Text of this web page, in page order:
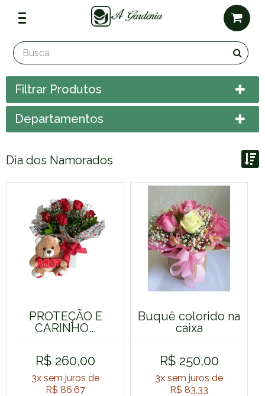
Filtrar Produtos
Departamentos
Dia dos Namorados
Exibir até:
PROTEÇÃO E
CARINHO...
R$ 260,00
3x sem juros de
R$ 86,67
Buquê colorido na
caixa
R$ 250,00
3x sem juros de
R$ 83,33